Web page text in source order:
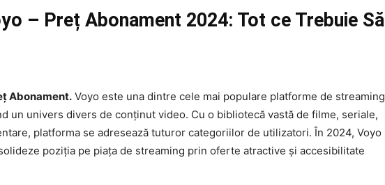
– Preț Abonament 2024: Tot ce Trebuie Să
Abonament. Voyo este una dintre cele mai populare platforme de streaming
un univers divers de conținut video. Cu o bibliotecă vastă de filme, seriale,
platforma se adresează tuturor categoriilor de utilizatori. În 2024, Voyo
poziția pe piața de streaming prin oferte atractive și accesibilitate